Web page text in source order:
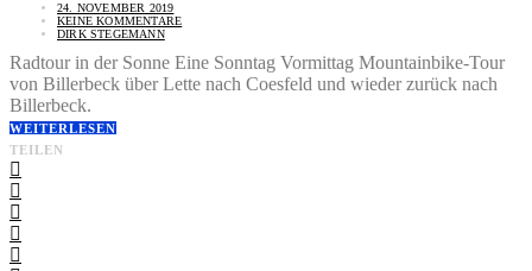
24. NOVEMBER 2019
KEINE KOMMENTARE
DIRK STEGEMANN
Radtour in der Sonne Eine Sonntag Vormittag Mountainbike-Tour
von Billerbeck über Lette nach Coesfeld und wieder zurück nach
Billerbeck.
WEITERLESEN
TEILEN